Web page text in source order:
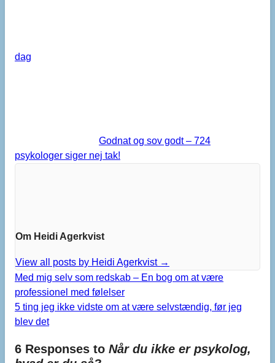
dag
Godnat og sov godt – 724
psykologer siger nej tak!
Om Heidi Agerkvist
View all posts by Heidi Agerkvist →
Med mig selv som redskab – En bog om at være
professionel med følelser
5 ting jeg ikke vidste om at være selvstændig, før jeg
blev det
6 Responses to Når du ikke er psykolog,